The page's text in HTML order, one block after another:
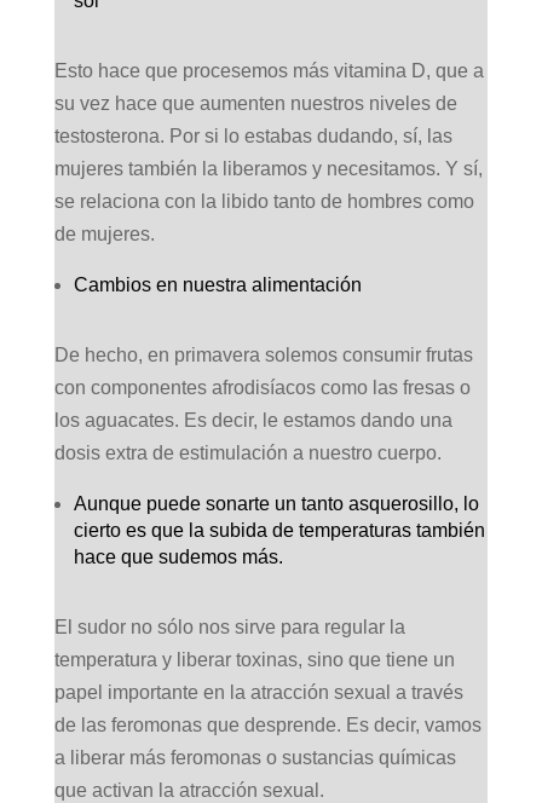
Esto hace que procesemos más vitamina D, que a
su vez hace que aumenten nuestros niveles de
testosterona. Por si lo estabas dudando, sí, las
mujeres también la liberamos y necesitamos. Y sí,
se relaciona con la libido tanto de hombres como
de mujeres.
Cambios en nuestra alimentación
De hecho, en primavera solemos consumir frutas
con componentes afrodisíacos como las fresas o
los aguacates. Es decir, le estamos dando una
dosis extra de estimulación a nuestro cuerpo.
Aunque puede sonarte un tanto asquerosillo, lo
cierto es que la subida de temperaturas también
hace que sudemos más.
El sudor no sólo nos sirve para regular la
temperatura y liberar toxinas, sino que tiene un
papel importante en la atracción sexual a través
de las feromonas que desprende. Es decir, vamos
a liberar más feromonas o sustancias químicas
que activan la atracción sexual.